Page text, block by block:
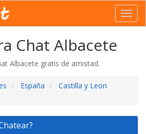
Chat Albacete
Albacete gratis de amistad.
España
Castilla y Leon